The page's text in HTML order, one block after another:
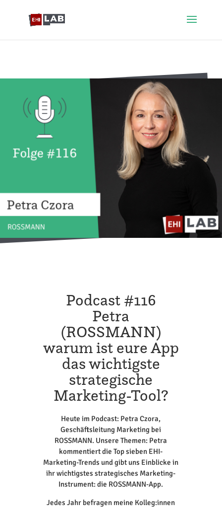
Podcast #116
Petra
(ROSSMANN)
warum ist eure App
das wichtigste
strategische
Marketing-Tool?
Heute im Podcast: Petra Czora,
Geschäftsleitung Marketing bei
ROSSMANN. Unsere Themen: Petra
kommentiert die Top sieben EHI-
Marketing-Trends und gibt uns Einblicke in
ihr wichtigstes strategisches Marketing-
Instrument: die ROSSMANN-App.
Jedes Jahr befragen meine Kolleg:innen